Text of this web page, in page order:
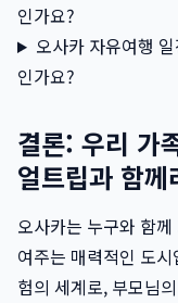
인가요?
오사카 자유여행
인가요?
결론: 우리 가
얼트립과 함
오사카는 누구와 함
여주는 매력적인 도
험의 세계로, 부모님